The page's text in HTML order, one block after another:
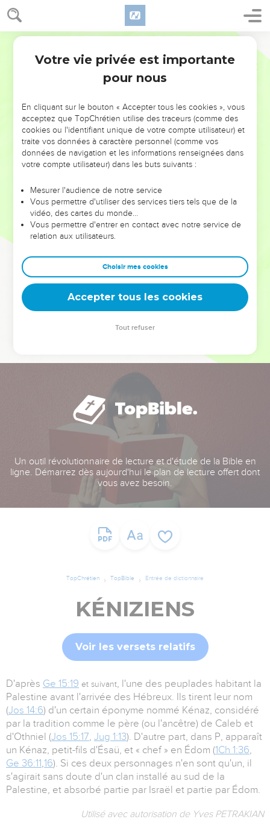
NE MANQUEZ PAS L’ÉVÉNEMENT
DE L’ANNÉE !
ET SI LEURS ERREURS POUVAIENT VOUS ÉVITER LES
VOTRES ?
leur foi ou leur vision. Mais on voit moins les doutes, les erreurs
et les saisons difficiles qu'ils ont traversés, alors même que ce
sont elles qui les ont façonnés.
Dans cette conférence, leaders, entrepreneurs, et responsables
clés pour avancer avec plus de sagesse afin que leurs erreurs
deviennent vos tremplins. Que vous guidiez un ministère, une
équipe, un groupe ou une famille, leur expérience est faite
Un outil révolutionnaire de lecture et d'étude de la Bible en
ligne. Démarrez dès aujourd'hui le plan de lecture offert dont
vous avez besoin.
TopChrétien TopBible Entrée de dictionnaire
KÉNIZIENS
Voir les versets relatifs
D'après Ge 15:19 et suivant, l'une des peuplades habitant la
Palestine avant l'arrivée des Hébreux. Ils tirent leur nom
(Jos 14:6) d'un certain éponyme nommé Kénaz, considéré
par la tradition comme le père (ou l'ancêtre) de Caleb et
d'Othniel (Jos 15:17, Jug 1:13). D'autre part, dans P, apparaît
un Kénaz, petit-fils d'Ésaü, et « chef » en Édom (1Ch 1:36,
Ge 36:11,16). Si ces deux personnages n'en sont qu'un, il
s'agirait sans doute d'un clan installé au sud de la
Palestine, et absorbé partie par Israël et partie par Édom.
Utilisé avec autorisation de Yves PETRAKIAN
Votre vie privée est importante
pour nous
En cliquant sur le bouton « Accepter tous les cookies », vous
acceptez que TopChrétien utilise des traceurs (comme des
cookies ou l'identifiant unique de votre compte utilisateur) et
traite vos données à caractère personnel (comme vos
données de navigation et les informations renseignées dans
votre compte utilisateur) dans les buts suivants :
Mesurer l'audience de notre service
Vous permettre d'utiliser des services tiers tels que de la
vidéo, des cartes du monde…
Vous permettre d'entrer en contact avec notre service de
relation aux utilisateurs.
Choisir mes cookies
Accepter tous les cookies
Tout refuser